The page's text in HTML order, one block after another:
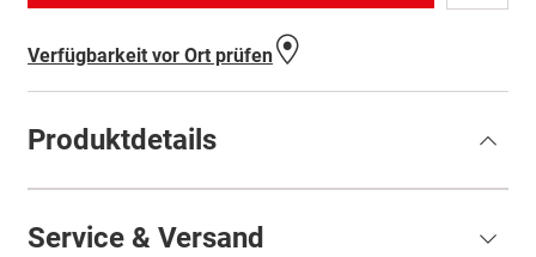
Verfügbarkeit vor Ort prüfen
Produktdetails
Service & Versand